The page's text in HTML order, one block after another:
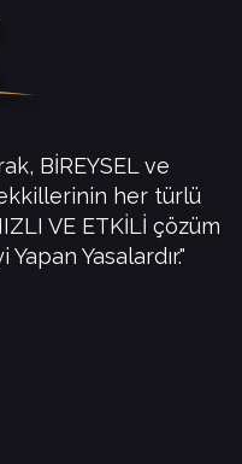
BİREYSEL ve
her türlü
VE ETKİLİ çözüm
Yasalardır."